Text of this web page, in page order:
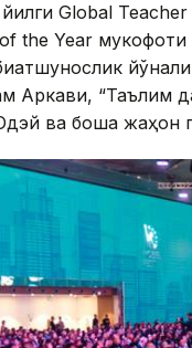
йилги Global
the Year
Аркави, “Таълим
ва бошқа жаҳон